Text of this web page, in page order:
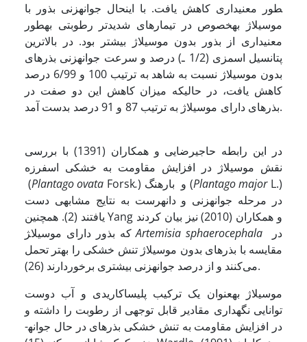
طور معنی­داری کاهش یافت. با این­حال جوانه­زنی بذور با
موسیلاژ به­خصوص در تیمارهای شدیدتر رطوبتی به­طور
معنی­داری از بذور بدون موسیلاژ بیشتر بود. در بالاترین
پتانسیل اسمزی (1/2 ـ) درصد و سرعت جوانه­زنی بذرهای
بدون موسیلاژ نسبت به شاهد به ترتیب 100 و 6/99 درصد
کاهش یافت، در حالی­­که میزان کاهش این دو صفت در
بذرهای دارای موسیلاژ به ترتیب 87 و 91 درصد بدست آمد.
در این رابطه حاجی­رضایی و همکاران (1391) با بررسی
نقش موسیلاژ در افزایش مقاومت به خشکی اسفرزه
(Plantago ovata Forsk. ) و بارهنگ (Plantago major L.)
در مرحله جوانه­زنی و دانه­رست به نتایج مشابهی دست
یافتند (2). همچنین Yang و همکاران (2010) نیز بیان کردند
که بذور دارای موسیلا‍ژArtemisia sphaerocephala
مقایسه با بذرهای بدون موسیلاژ تنش خشکی را بهتر تحمل
می‌کنند و از درصد جوانه­زنی بیشتری برخوردارند (26).
موسیلاژ به­عنوان یک ترکیب پلی­ساکاریدی و آب دوست
توانایی نگهداری مقادیر قابل توجهی از رطوبت را داشته و
در افزایش مقاومت به تنش خشکی بذرهای در حال جوانه­